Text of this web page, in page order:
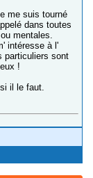
me suis tourné
dans toutes
mentales.
intéresse à l'
particuliers sont
!
il le faut.